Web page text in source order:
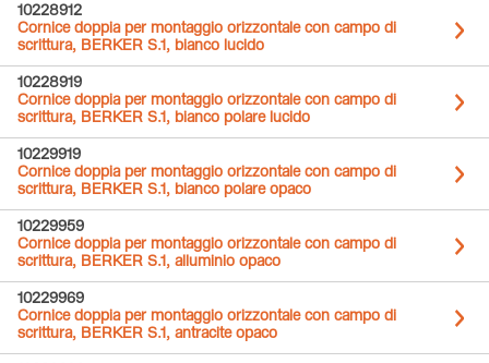
10228912
Cornice doppia per montaggio orizzontale con campo di
scrittura, BERKER S.1, bianco lucido
10228919
Cornice doppia per montaggio orizzontale con campo di
scrittura, BERKER S.1, bianco polare lucido
10229919
Cornice doppia per montaggio orizzontale con campo di
scrittura, BERKER S.1, bianco polare opaco
10229959
Cornice doppia per montaggio orizzontale con campo di
scrittura, BERKER S.1, alluminio opaco
10229969
Cornice doppia per montaggio orizzontale con campo di
scrittura, BERKER S.1, antracite opaco